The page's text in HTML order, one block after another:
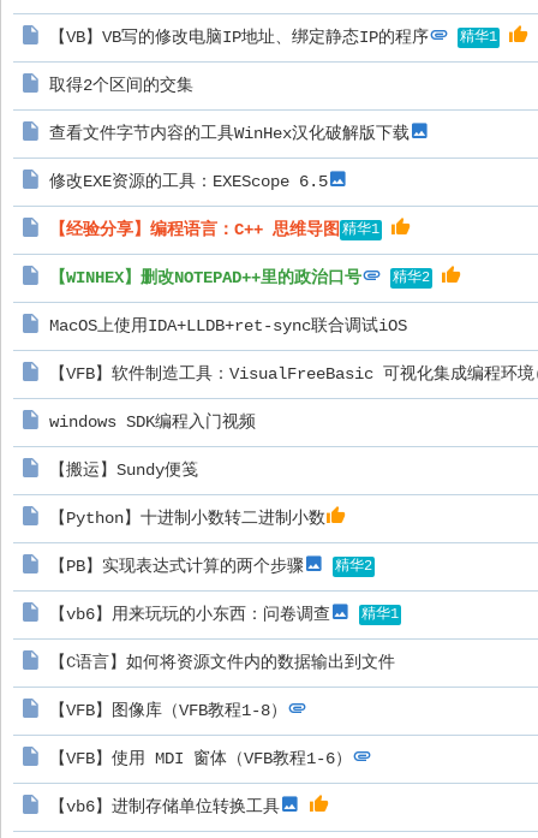
【VB】VB写的修改电脑IP地址、绑定静态IP的程序 精华1
取得2个区间的交集
查看文件字节内容的工具WinHex汉化破解版下载
修改EXE资源的工具：EXEScope 6.5
【经验分享】编程语言：C++ 思维导图 精华1
【WINHEX】删改NOTEPAD++里的政治口号 精华2
MacOS上使用IDA+LLDB+ret-sync联合调试iOS
【VFB】软件制造工具：VisualFreeBasic 可视化集成编程环
windows SDK编程入门视频
【搬运】Sundy便笺
【Python】十进制小数转二进制小数
【PB】实现表达式计算的两个步骤 精华2
【vb6】用来玩玩的小东西：问卷调查 精华1
【C语言】如何将资源文件内的数据输出到文件
【VFB】图像库（VFB教程1-8）
【VFB】使用 MDI 窗体（VFB教程1-6）
【vb6】进制存储单位转换工具